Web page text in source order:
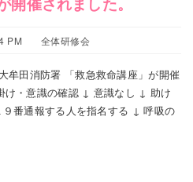
PM 全体研修会
田消防署 「救急救命講座」が開催
・意識の確認 ↓ 意識なし ↓ 助け
番通報する人を指名する ↓ 呼吸の